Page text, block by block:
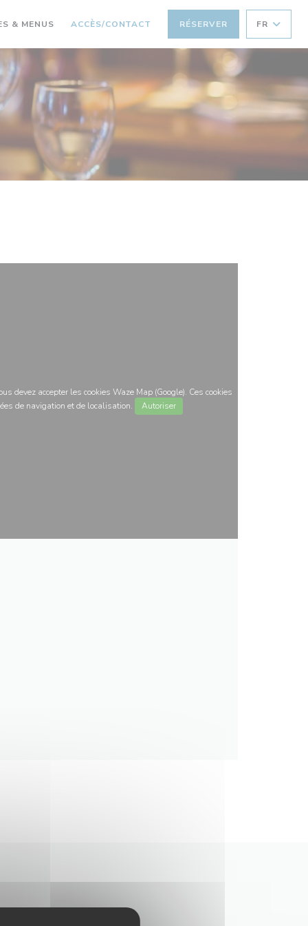
& MENUS((OUVRE UNE NOUVELLE FENÊTRE))
ACCÈS/CONTACT RÉSERVER FR
devez accepter les cookies Waze Map (Google). Ces cookies
de navigation et de localisation.
Autoriser